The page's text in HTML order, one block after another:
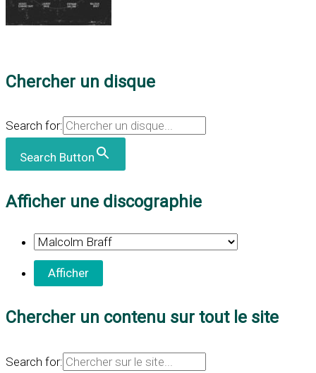
Chercher un disque
Search for:
Search Button
Afficher une discographie
Chercher un contenu sur tout le site
Search for: